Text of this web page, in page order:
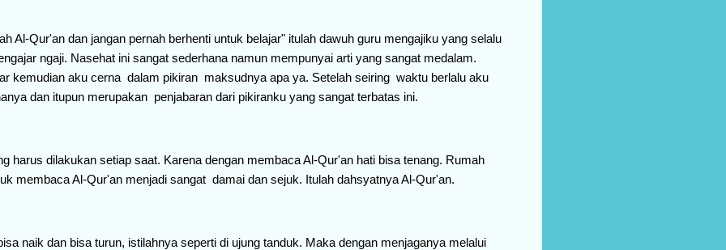
Al-Qur'an dan jangan pernah berhenti untuk belajar" itulah dawuh guru mengajiku yang selalu
ngaji. Nasehat ini sangat sederhana namun mempunyai arti yang sangat medalam.
kemudian aku cerna dalam pikiran maksudnya apa ya. Setelah seiring waktu berlalu aku
dan itupun merupakan penjabaran dari pikiranku yang sangat terbatas ini.
harus dilakukan setiap saat. Karena dengan membaca Al-Qur'an hati bisa tenang. Rumah
membaca Al-Qur'an menjadi sangat damai dan sejuk. Itulah dahsyatnya Al-Qur'an.
naik dan bisa turun, istilahnya seperti di ujung tanduk. Maka dengan menjaganya melalui